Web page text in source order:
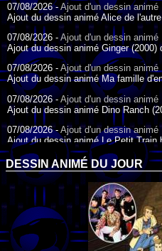
07/08/2026 -Ajout d'un dessin animé
Ajout du dessin animé Alice de
07/08/2026 - Ajout d'un dessin animé
Ajout du dessin animé Ginger (2000)
07/08/2026 - Ajout d'un dessin animé
Ajout du dessin animé Ma famille
07/08/2026 -Ajout d'un dessin animé
Ajout du dessin animé Dino Ranch
07/08/2026 - Ajout d'un dessin animé
Ajout du dessin animé Le Petit Train
07/08/2026 - Ajout d'un dessin animé
Ajout du dessin animé Agent
17/07/2026 - Ajout d'un dessin animé
Ajout du dessin animé Peter Pan
17/07/2026 -Ajout d'un dessin animé
Ajout du dessin animé Le Bossu de
DESSIN ANIMÉ DU JOUR